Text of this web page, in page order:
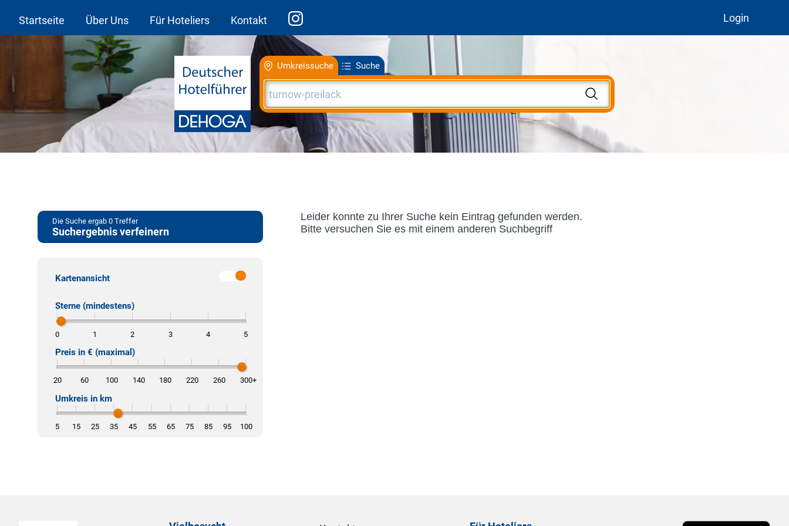
Startseite Über Uns Für Hoteliers Kontakt Login
Umkreissuche Suche
Leider konnte zu Ihrer Suche kein Eintrag gefunden werden.
Bitte versuchen Sie es mit einem anderen Suchbegriff
Die Suche ergab 0 Treffer
Suchergebnis verfeinern
Kartenansicht
Sterne (mindestens)
0 1 2 3 4 5
Preis in € (maximal)
20 60 100 140 180 220 260 300+
Umkreis in km
5 15 25 35 45 55 65 75 85 95 100